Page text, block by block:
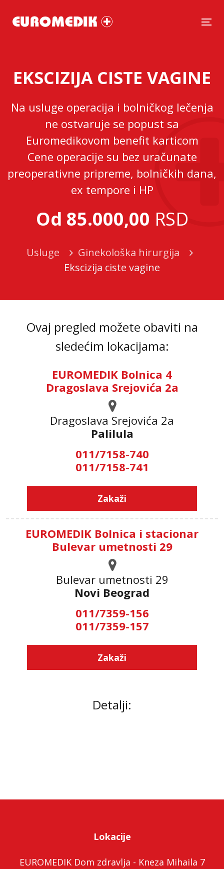
EKSCIZIJA CISTE VAGINE
Na usluge operacija i bolničkog lečenja
ne ostvaruje se popust sa
Euromedikovom benefit karticom
Cene operacije su bez uračunate
preoperativne pripreme, bolničkih dana,
ex tempore i HP
Od 85.000,00 RSD
Usluge
Ginekološka hirurgija
Ekscizija ciste vagine
Ovaj pregled možete obaviti na
sledećim lokacijama:
EUROMEDIK Bolnica 4
Dragoslava Srejovića 2a
Dragoslava Srejovića 2а
Palilula
011/7158-740
011/7158-741
Zakaži
EUROMEDIK Bolnica i stacionar
Bulevar umetnosti 29
Bulevar umetnosti 29
Novi Beograd
011/7359-156
011/7359-157
Zakaži
Detalji:
Lokacije
EUROMEDIK Dom zdravlja - Kneza Mihaila 7